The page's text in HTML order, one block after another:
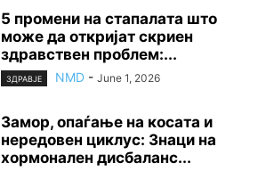
5 промени на стапалата што
може да откријат скриен
здравствен проблем:...
ЗДРАВЈЕ NMD - June 1, 2026
Замор, опаѓање на косата и
нередовен циклус: Знаци на
хормонален дисбаланс...